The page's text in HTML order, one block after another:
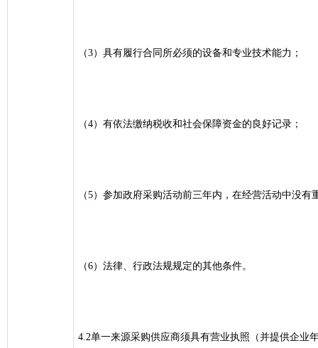
（3）具有履行合同所必须的设备和专业技术能力；
（4）有依法缴纳税收和社会保障资金的良好记录；
（5）参加政府采购活动前三年内，在经营活动中没有
（6）法律、行政法规规定的其他条件。
4.2单一来源采购供应商须具有营业执照（并提供企业